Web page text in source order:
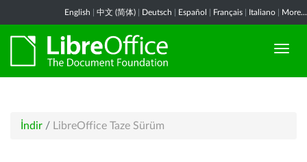
English 中文 (简体) Deutsch Español Français Italiano More...
İndir / LibreOffice Taze Sürüm